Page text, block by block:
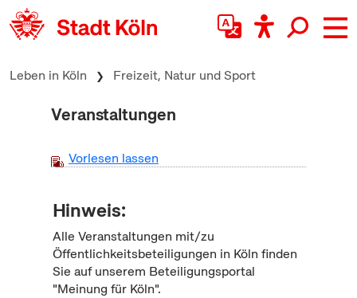
zum Inhalt springen
Leben in Köln Freizeit, Natur und Sport
Veranstaltungen
Vorlesen lassen
Hinweis:
Alle Veranstaltungen mit/zu
Öffentlichkeitsbeteiligungen in Köln finden
Sie auf unserem Beteiligungsportal
"Meinung für Köln".